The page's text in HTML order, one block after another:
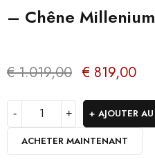
– Chêne
€1.019,00 € 819,00
AJOUTER
ACHETER MAINTENANT